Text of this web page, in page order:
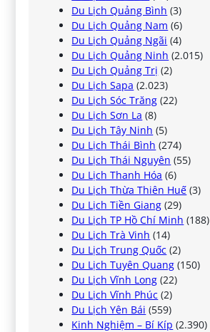
Du Lịch Quảng Bình (3)
Du Lịch Quảng Nam (6)
Du Lịch Quảng Ngãi (4)
Du Lịch Quảng Ninh (2.015)
Du Lịch Quảng Trị (2)
Du Lịch Sapa (2.023)
Du Lịch Sóc Trăng (22)
Du Lịch Sơn La (8)
Du Lịch Tây Ninh (5)
Du Lịch Thái Bình (274)
Du Lịch Thái Nguyên (55)
Du Lịch Thanh Hóa (6)
Du Lịch Thừa Thiên Huế (3)
Du Lịch Tiền Giang (29)
Du Lịch TP Hồ Chí Minh (188)
Du Lịch Trà Vinh (14)
Du Lịch Trung Quốc (2)
Du Lịch Tuyên Quang (150)
Du Lịch Vĩnh Long (22)
Du Lịch Vĩnh Phúc (2)
Du Lịch Yên Bái (559)
Kinh Nghiệm – Bí Kíp (2.390)